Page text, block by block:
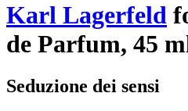
Karl Lagerfeld
de Parfum, 45
Seduzione dei sensi